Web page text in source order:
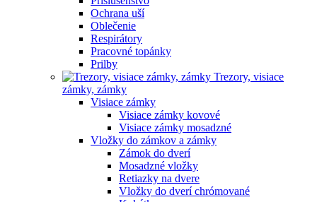
Ochrana uší
Oblečenie
Respirátory
Pracovné topánky
Prilby
Trezory, visiace
zámky, zámky
Visiace zámky
Visiace zámky kovové
Visiace zámky mosadzné
Vložky do zámkov a zámky
Zámok do dverí
Mosadzné vložky
Retiazky na dvere
Vložky do dverí chrómované